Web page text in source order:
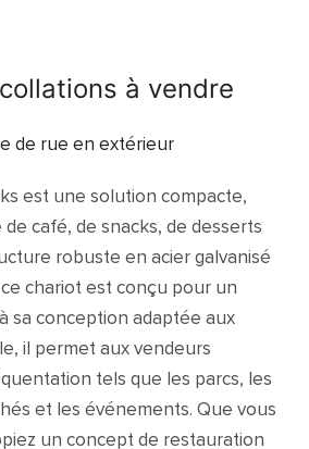
à vendre
de rue en extérieur
est une solution compacte,
café, de snacks, de desserts
robuste en acier galvanisé
chariot est conçu pour un
sa conception adaptée aux
il permet aux vendeurs
tels que les parcs, les
et les événements. Que vous
un concept de restauration